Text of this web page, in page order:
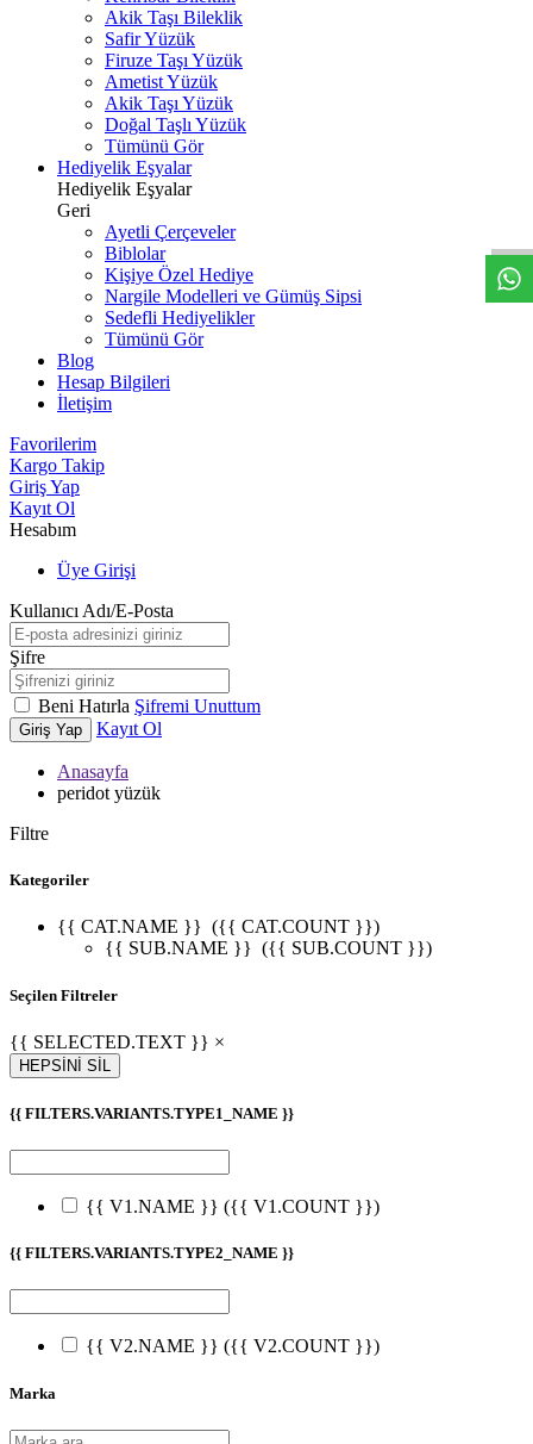
Akik Taşı Bileklik
Safir Yüzük
Firuze Taşı Yüzük
Ametist Yüzük
Akik Taşı Yüzük
Doğal Taşlı Yüzük
Tümünü Gör
Hediyelik Eşyalar
Hediyelik Eşyalar
Geri
Ayetli Çerçeveler
Biblolar
Kişiye Özel Hediye
Nargile Modelleri ve Gümüş Sipsi
Sedefli Hediyelikler
Tümünü Gör
Blog
Hesap Bilgileri
İletişim
Favorilerim
Kargo Takip
Giriş Yap
Kayıt Ol
Hesabım
Üye Girişi
Kullanıcı Adı/E-Posta
Şifre
Beni Hatırla Şifremi Unuttum
Giriş Yap Kayıt Ol
Anasayfa
peridot yüzük
Filtre
Kategoriler
{{ CAT.NAME }} ({{ CAT.COUNT }})
{{ SUB.NAME }} ({{ SUB.COUNT }})
Seçilen Filtreler
{{ SELECTED.TEXT }} ×
HEPSİNİ SİL
{{ FILTERS.VARIANTS.TYPE1_NAME }}
{{ V1.NAME }} ({{ V1.COUNT }})
{{ FILTERS.VARIANTS.TYPE2_NAME }}
{{ V2.NAME }} ({{ V2.COUNT }})
Marka